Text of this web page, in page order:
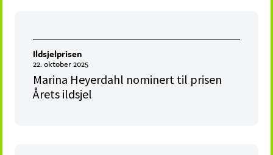
Ildsjelprisen
22. oktober 2025
Marina Heyerdahl nominert til prisen
Årets ildsjel